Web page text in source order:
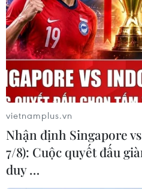
Hòa
06/08/2026 09:40
Buôn Ma Thuột -
những tán cổ thụ
06/08/2026 04:22
Công viên địa chất
Dịch Đan Hà của Trung
mùa du lịch cao điểm
vietnamplus.vn
Nhận định Singapore
7/8): Cuộc quyết đấu
duy …